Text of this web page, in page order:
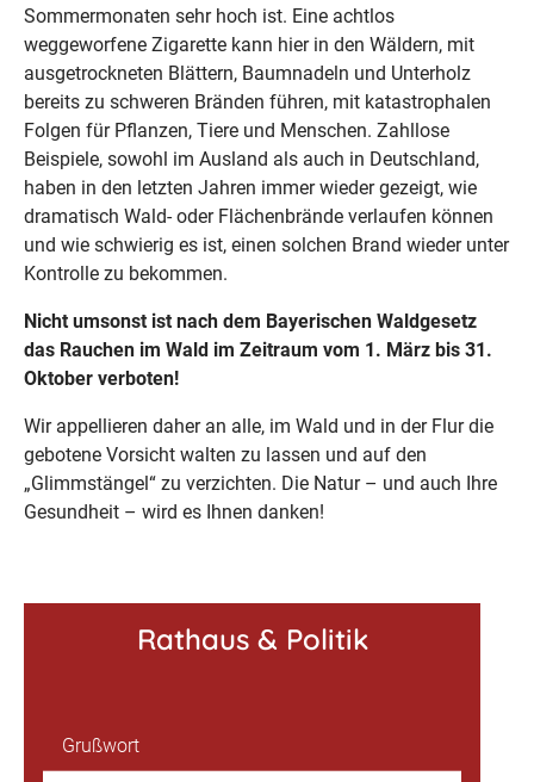
Sommermonaten sehr hoch ist. Eine achtlos
weggeworfene Zigarette kann hier in den Wäldern, mit
ausgetrockneten Blättern, Baumnadeln und Unterholz
bereits zu schweren Bränden führen, mit katastrophalen
Folgen für Pflanzen, Tiere und Menschen. Zahllose
Beispiele, sowohl im Ausland als auch in Deutschland,
haben in den letzten Jahren immer wieder gezeigt, wie
dramatisch Wald- oder Flächenbrände verlaufen können
und wie schwierig es ist, einen solchen Brand wieder unter
Kontrolle zu bekommen.
Nicht umsonst ist nach dem Bayerischen Waldgesetz
das Rauchen im Wald im Zeitraum vom 1. März bis 31.
Oktober verboten!
Wir appellieren daher an alle, im Wald und in der Flur die
gebotene Vorsicht walten zu lassen und auf den
„Glimmstängel“ zu verzichten. Die Natur – und auch Ihre
Gesundheit – wird es Ihnen danken!
Rathaus & Politik
Grußwort